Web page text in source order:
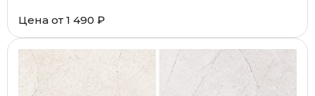
Цена от 1 490 ₽